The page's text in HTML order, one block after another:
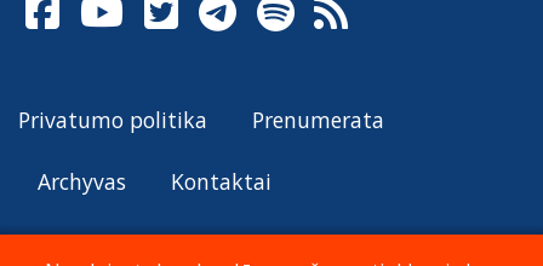
Privatumo politika Prenumerata
Archyvas Kontaktai